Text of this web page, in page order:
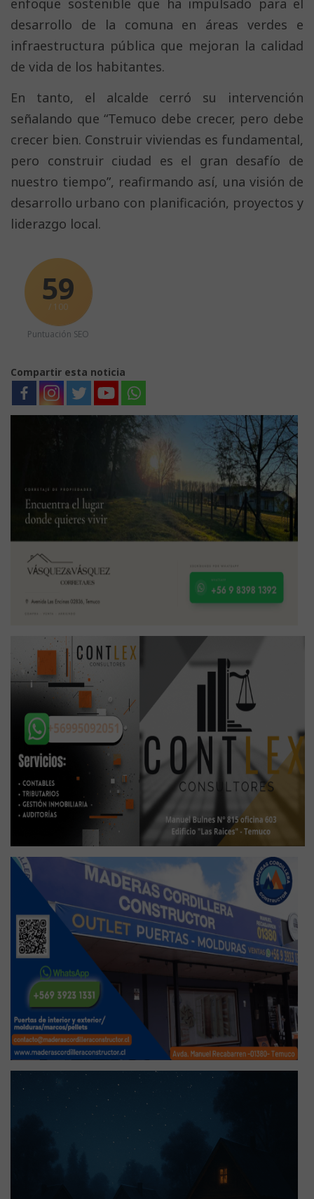
enfoque sostenible que ha impulsado para el
desarrollo de la comuna en áreas verdes e
infraestructura pública que mejoran la calidad
de vida de los habitantes.
En tanto, el alcalde cerró su intervención
señalando que “Temuco debe crecer, pero debe
crecer bien. Construir viviendas es fundamental,
pero construir ciudad es el gran desafío de
nuestro tiempo”, reafirmando así, una visión de
desarrollo urbano con planificación, proyectos y
liderazgo local.
59
/ 100
Puntuación SEO
Compartir esta noticia